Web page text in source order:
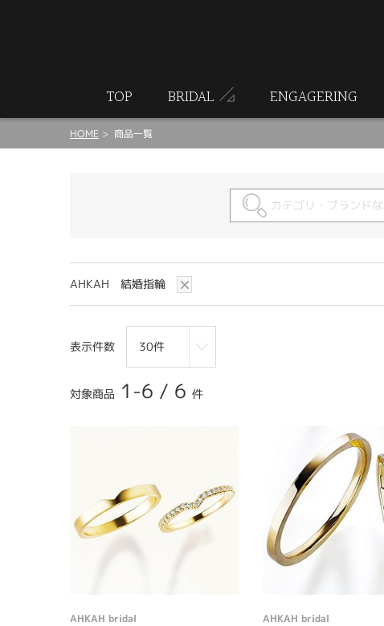
TOP BRIDAL ENGAGERING
HOME 商品一覧
AHKAH 結婚指輪
表示件数
対象商品 1-6 / 6 件
AHKAH bridal AHKAH bridal